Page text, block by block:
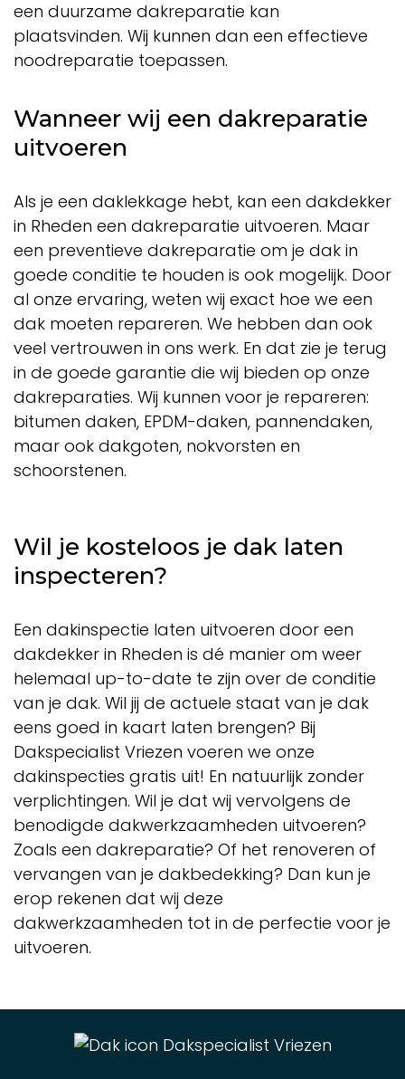
een duurzame dakreparatie kan
plaatsvinden. Wij kunnen dan een effectieve
noodreparatie toepassen.
Wanneer wij een dakreparatie
uitvoeren
Als je een daklekkage hebt, kan een dakdekker
in Rheden een dakreparatie uitvoeren. Maar
een preventieve dakreparatie om je dak in
goede conditie te houden is ook mogelijk. Door
al onze ervaring, weten wij exact hoe we een
dak moeten repareren. We hebben dan ook
veel vertrouwen in ons werk. En dat zie je terug
in de goede garantie die wij bieden op onze
dakreparaties. Wij kunnen voor je repareren:
bitumen daken, EPDM-daken, pannendaken,
maar ook dakgoten, nokvorsten en
schoorstenen.
Wil je kosteloos je dak laten
inspecteren?
Een dakinspectie laten uitvoeren door een
dakdekker in Rheden is dé manier om weer
helemaal up-to-date te zijn over de conditie
van je dak. Wil jij de actuele staat van je dak
eens goed in kaart laten brengen? Bij
Dakspecialist Vriezen voeren we onze
dakinspecties gratis uit! En natuurlijk zonder
verplichtingen. Wil je dat wij vervolgens de
benodigde dakwerkzaamheden uitvoeren?
Zoals een dakreparatie? Of het renoveren of
vervangen van je dakbedekking? Dan kun je
erop rekenen dat wij deze
dakwerkzaamheden tot in de perfectie voor je
uitvoeren.